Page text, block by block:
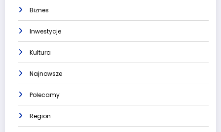
Biznes
Inwestycje
Kultura
Najnowsze
Polecamy
Region